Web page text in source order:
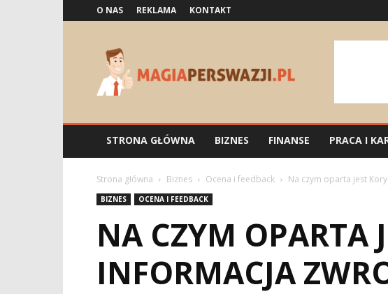
O NAS REKLAMA KONTAKT
Magiaperswazji.pl
STRONA GŁÓWNA BIZNES FINANSE PRACA I
Strona główna Biznes Ocena i feedback Na czym oparta jest
BIZNES OCENA I FEEDBACK
NA CZYM OPARTA
INFORMACJA